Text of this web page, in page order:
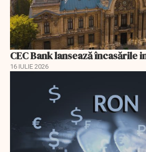
CEC Bank lansează încasările
16 IULIE 2026